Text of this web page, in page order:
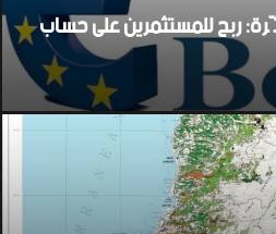
ربح للمستثمرين على حساب